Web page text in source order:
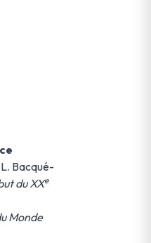
Bacqué-
du XXe
Monde